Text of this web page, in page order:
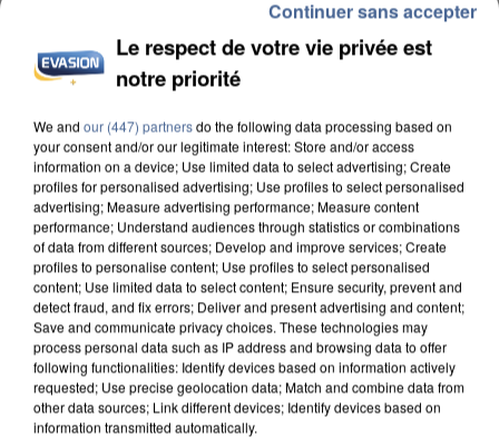
L’UN DES FONDATEURS SUPPOSÉS DE LA DZ
MAFIA INTERPELLÉ EN ALGÉRIE
Le respect de votre vie privée est
notre priorité
We and our (447) partnersdo the following data processing based on
your consent and/or our legitimate interest: Store and/or access
information on a device; Use limited data to select advertising; Create
profiles for personalised advertising; Use profiles to select personalised
advertising; Measure advertising performance; Measure content
performance; Understand audiences through statistics or combinations
of data from different sources; Develop and improve services; Create
profiles to personalise content; Use profiles to select personalised
content; Use limited data to select content; Ensure security, prevent and
detect fraud, and fix errors; Deliver and present advertising and content;
Save and communicate privacy choices. These technologies may
process personal data such as IP address and browsing data to offer
following functionalities: Identify devices based on information actively
requested; Use precise geolocation data; Match and combine data from
other data sources; Link different devices; Identify devices based on
information transmitted automatically.
Continuer sans accepter